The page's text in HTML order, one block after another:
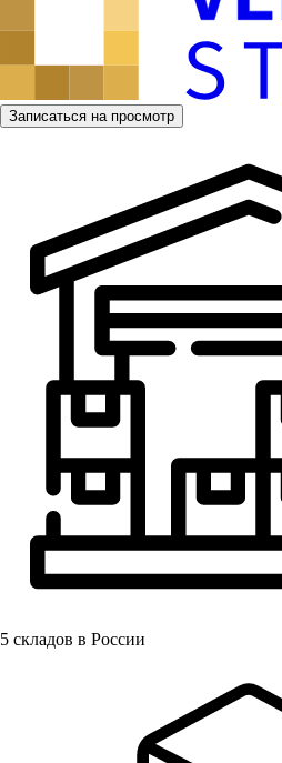
Записаться на просмотр
5 складов в России